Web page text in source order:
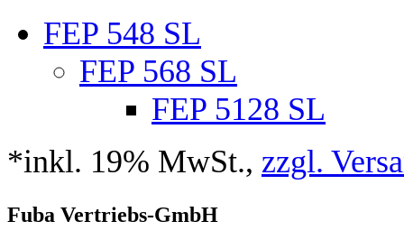
FEP 548 SL
FEP 568 SL
FEP 5128 SL
*inkl. 19% MwSt., zzgl.
Fuba Vertriebs-GmbH